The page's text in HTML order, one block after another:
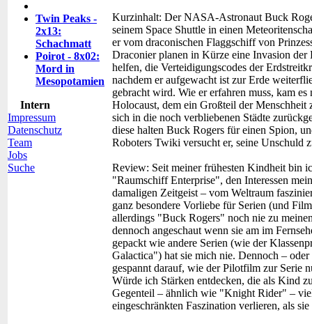
Twin Peaks -
2x13:
Schachmatt
Poirot - 8x02:
Mord in
Mesopotamien
Intern
Impressum
Datenschutz
Team
Jobs
Suche
Kurzinhalt: Der NASA-Astronaut Buck
seinem Space Shuttle in einen
er vom draconischen Flaggschiff von
Draconier planen in Kürze eine Invasion
helfen, die Verteidigungscodes der
nachdem er aufgewacht ist zur Erde
gebracht wird. Wie er erfahren muss, kam
Holocaust, dem ein Großteil der
sich in die noch verbliebenen Städte
diese halten Buck Rogers für einen Spion,
Roboters Twiki versucht er, seine Unschuld
Review: Seit meiner frühesten Kindheit bin
"Raumschiff Enterprise", den Interessen
damaligen Zeitgeist – vom Weltraum
ganz besondere Vorliebe für Serien (und
allerdings "Buck Rogers" noch nie zu
dennoch angeschaut wenn sie am im
gepackt wie andere Serien (wie der
Galactica") hat sie mich nie. Dennoch –
gespannt darauf, wie der Pilotfilm zur Serie
Würde ich Stärken entdecken, die als Kind
Gegenteil – ähnlich wie "Knight Rider" –
eingeschränkten Faszination verlieren, als